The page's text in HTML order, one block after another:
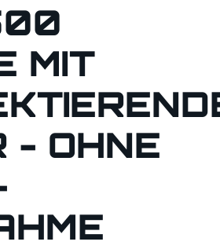
MIT
- OHNE